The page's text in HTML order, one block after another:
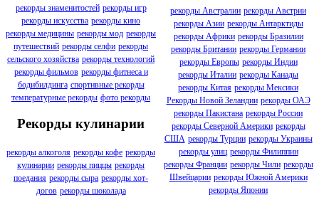
рекорды знаменитостей рекорды игр
рекорды искусства рекорды кино
рекорды медицины рекорды мод рекорды
путешествий рекорды селфи рекорды
сельского хозяйства рекорды технологий
рекорды фильмов рекорды фитнеса и
бодибилдинга спортивные рекорды
температурные рекорды фото рекорды
Рекорды кулинарии
рекорды алкоголя рекорды кофе рекорды
кулинарии рекорды пиццы рекорды
поедания рекорды сыра рекорды хот-
догов рекорды шоколада
рекорды Австралии рекорды Австрии
рекорды Азии рекорды Антарктиды
рекорды Африки рекорды Бразилии
рекорды Британии рекорды Германии
рекорды Европы рекорды Индии
рекорды Италии рекорды Канады
рекорды Китая рекорды Мексики
Рекорды Новой Зеландии рекорды ОАЭ
рекорды Пакистана рекорды России
рекорды Северной Америки рекорды
США рекорды Турции рекорды Украины
рекорды улиц рекорды Филиппин
рекорды Франции рекорды Чили рекорды
Швейцарии рекорды Южной Америки
рекорды Японии